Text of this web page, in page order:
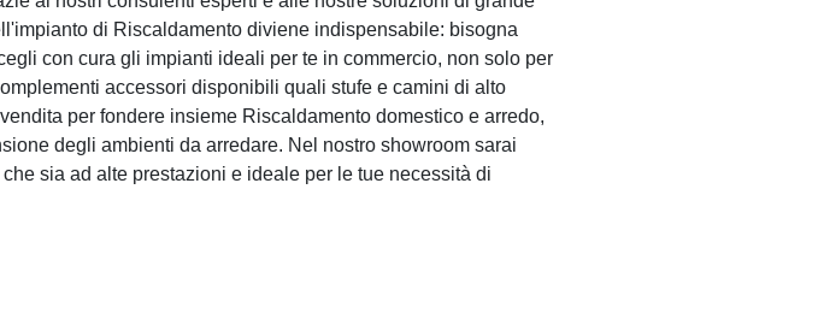
di Riscaldamento diviene indispensabile: bisogna
con cura gli impianti ideali per te in commercio, non solo per
accessori disponibili quali stufe e camini di alto
per fondere insieme Riscaldamento domestico e arredo,
degli ambienti da arredare. Nel nostro showroom sarai
sia ad alte prestazioni e ideale per le tue necessità di